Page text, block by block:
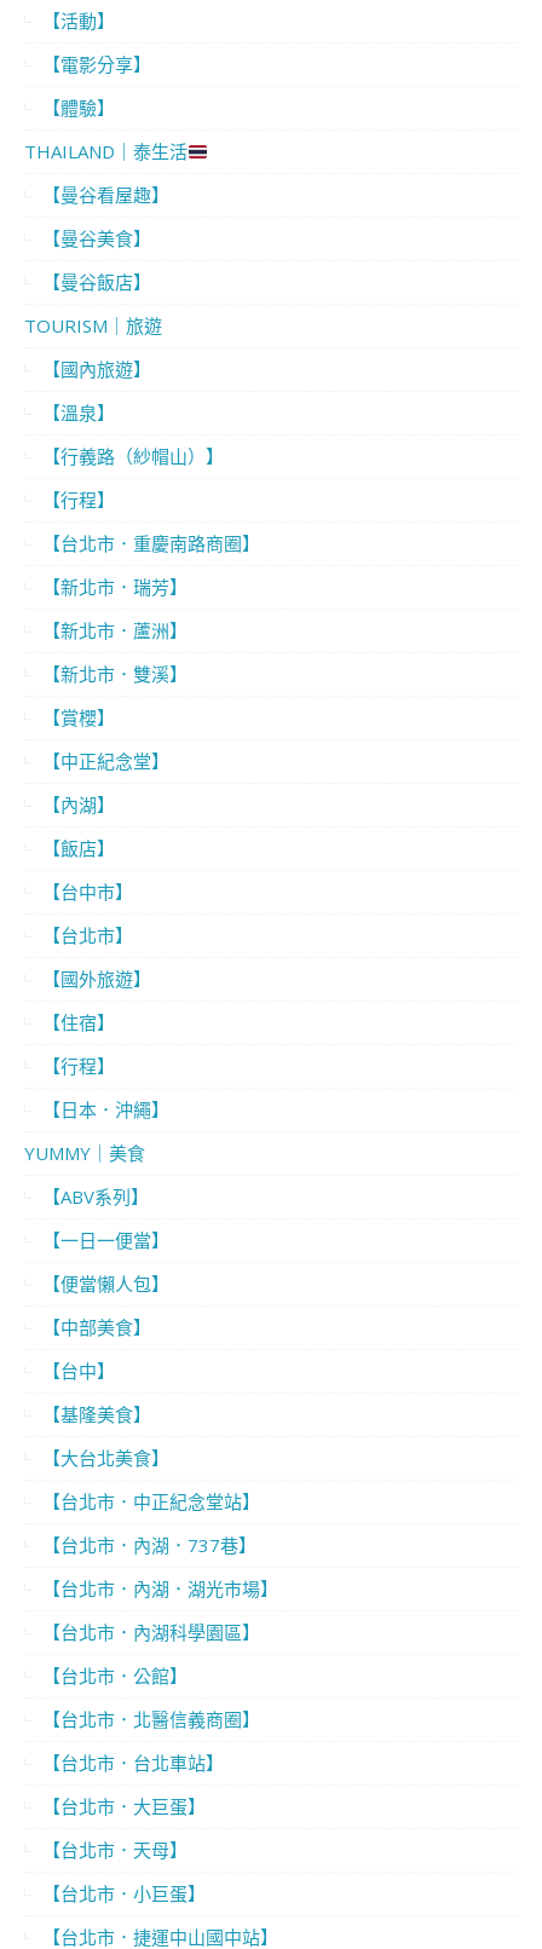
【活動】
【電影分享】
【體驗】
THAILAND｜泰生活
【曼谷看屋趣】
【曼谷美食】
【曼谷飯店】
TOURISM｜旅遊
【國內旅遊】
【溫泉】
【行義路（紗帽山）】
【行程】
【台北市．重慶南路商圈】
【新北市．瑞芳】
【新北市．蘆洲】
【新北市．雙溪】
【賞櫻】
【中正紀念堂】
【內湖】
【飯店】
【台中市】
【台北市】
【國外旅遊】
【住宿】
【行程】
【日本．沖繩】
YUMMY｜美食
【ABV系列】
【一日一便當】
【便當懶人包】
【中部美食】
【台中】
【基隆美食】
【大台北美食】
【台北市．中正紀念堂站】
【台北市．內湖．737巷】
【台北市．內湖．湖光市場】
【台北市．內湖科學園區】
【台北市．公館】
【台北市．北醫信義商圈】
【台北市．台北車站】
【台北市．大巨蛋】
【台北市．天母】
【台北市．小巨蛋】
【台北市．捷運中山國中站】